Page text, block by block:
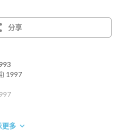
分享
) 1997
更多